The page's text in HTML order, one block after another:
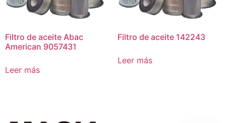
Filtro de aceite Abac
American 9057431
Leer más
Filtro de aceite 142243
Leer más